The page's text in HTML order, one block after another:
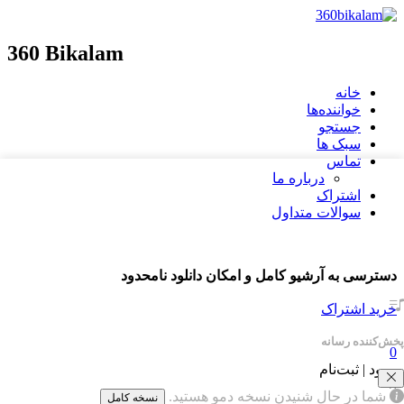
360 Bikalam
خانه
خواننده‌ها
جستجو
سبک ها
تماس
درباره ما
اشتراک
سوالات متداول
دسترسی به آرشیو کامل و امکان دانلود نامحدود
خرید اشتراک
0
ورود | ثبت‌نام
×
پخش‌کننده رسانه
شما در حال شنیدن نسخه دمو هستید. نسخه کامل